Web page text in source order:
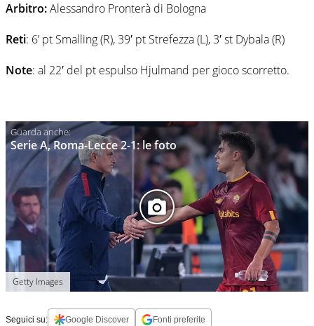
Arbitro:Alessandro Pronterà di Bologna
Reti: 6’ pt Smalling (R), 39′ pt Strefezza (L), 3′ st Dybala (R)
Note: al 22′ del pt espulso Hjulmand per gioco scorretto.
Serie A, Roma-Lecce 2-1: le foto
Getty Images
Seguici su: Google Discover Fonti preferite